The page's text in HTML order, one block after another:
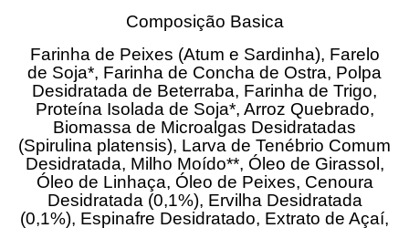
Composição Basica
Farinha de Peixes (Atum e Sardinha), Farelo
de Soja*, Farinha de Concha de Ostra, Polpa
Desidratada de Beterraba, Farinha de Trigo,
Proteína Isolada de Soja*, Arroz Quebrado,
Biomassa de Microalgas Desidratadas
(Spirulina platensis), Larva de Tenébrio Comum
Desidratada, Milho Moído**, Óleo de Girassol,
Óleo de Linhaça, Óleo de Peixes, Cenoura
Desidratada (0,1%), Ervilha Desidratada
(0,1%), Espinafre Desidratado, Extrato de Açaí,